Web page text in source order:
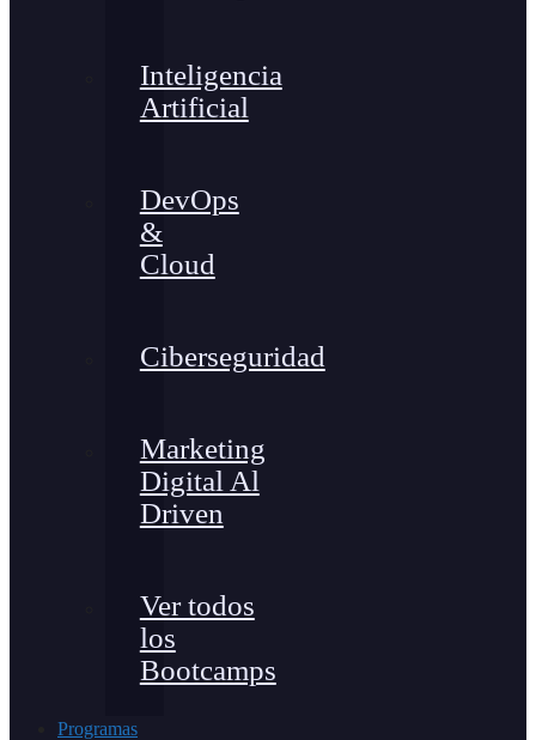
Inteligencia
Artificial
DevOps
&
Cloud
Ciberseguridad
Marketing
Digital Al
Driven
Ver todos
los
Bootcamps
Programas